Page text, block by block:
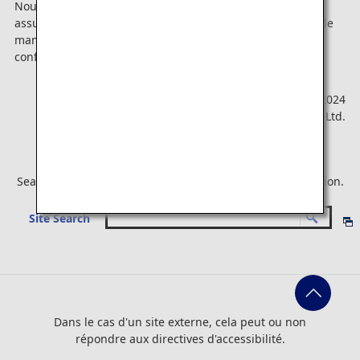
Nous continuerons à faire tout notre possible pour nous
assurer que vos informations personnelles sont traitées de
manière appropriée, conformément à notre politique de
confidentialité.
1er juillet 2024
All Nippon Airways Co., Ltd.
Search for the page you want using the site search function.
Site Search
Dans le cas d'un site externe, cela peut ou non
répondre aux directives d'accessibilité.